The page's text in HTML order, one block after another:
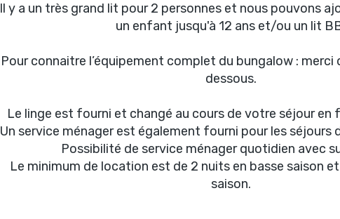
Il y a un très grand lit pour 2 personnes et nous pouvons
un enfant jusqu'à 12 ans et/ou un lit
Pour connaitre l’équipement complet du bungalow : merci
dessous.
Le linge est fourni et changé au cours de votre séjour en
Un service ménager est également fourni pour les séjours
Possibilité de service ménager quotidien avec
Le minimum de location est de 2 nuits en basse saison
saison.